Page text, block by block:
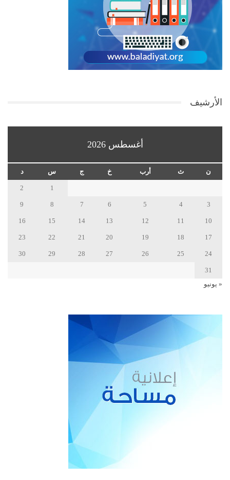
الأرشيف
أغسطس 2026
ن ث أرب خ ج س د
1
2
3
4
5
6
7
8
9
10
11
12
13
14
15
16
17
18
19
20
21
22
23
24
25
26
27
28
29
30
31
« يونيو